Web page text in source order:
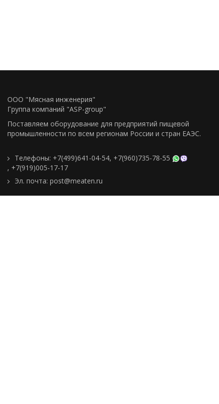
ООО "Мясная инженерия"
Группа компаний "ASP-group"
Поставляем оборудование для предприятий пищевой
промышленности по всем регионам Росcии и стран ЕАЭС.
Телефоны: +7(499)641-04-54, +7(960)735-78-55
, +7(919)005-17-17
Эл. почта: post@meaten.ru